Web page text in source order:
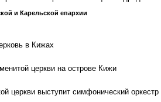
и Карельской епархии
в Кижах
церкви на острове Кижи
церкви выступит симфонический оркестр